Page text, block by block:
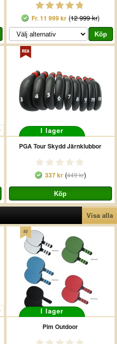
Fr.11 999 kr(12 999 kr)
I lager
PGA Tour Skydd Järnklubbor
337 kr(449 kr)
Visa alla
I lager
Pim Outdoor